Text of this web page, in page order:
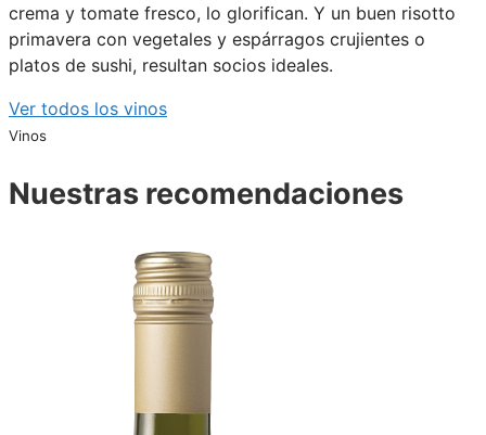
crema y tomate fresco, lo glorifican. Y un buen risotto
primavera con vegetales y espárragos crujientes o
platos de sushi, resultan socios ideales.
Ver todos los vinos
Vinos
Nuestras recomendaciones